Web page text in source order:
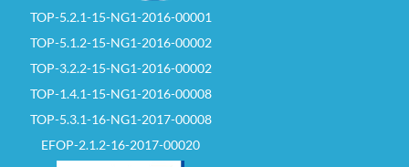
TOP-5.2.1-15-NG1-2016-00001
TOP-5.1.2-15-NG1-2016-00002
TOP-3.2.2-15-NG1-2016-00002
TOP-1.4.1-15-NG1-2016-00008
TOP-5.3.1-16-NG1-2017-00008
EFOP-2.1.2-16-2017-00020